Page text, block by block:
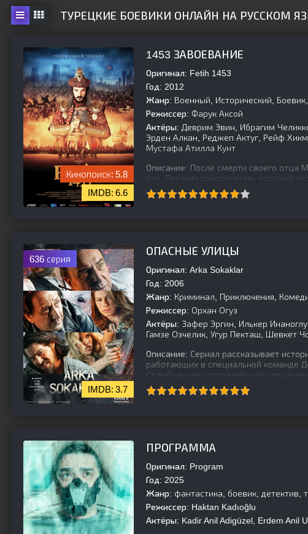
ТУРЕЦКИЕ БОЕВИКИ ОНЛАЙН НА РУССКОМ
5.8
6.6
1453 ЗАВОЕВАНИЕ
Оригинал: Fetih 1453
Год: 2012
Жанр: Военный, Исторический,
Режиссер: Фарук Аксой
Актёры: Деврим Эвин, Ибрагим
Эрден Алкан, Реджеп Актуг, Рейф
Мустафа Атилла Кунт
Описание: После смерти своего отца
раз. Первым приоритетом, который
присоединение Константинополя,
636 серия
3.7
ОПАСНЫЕ УЛИЦЫ
Оригинал: Arka Sokaklar
Год: 2006
Жанр: Криминал, Приключения,
Режиссер: Орхан Огуз
Актёры: Зафер Эргин, Илькер
Гамзе Озчелик, Угур Пекташ, Шевкет
Описание: Сериал рассказывает
работающих в специальной команде
Стамбульского полицейского
ПРОГРАММА
Оригинал: Program
Год: 2025
Жанр: фантастика, боевик, детектив,
Режиссер: Haktan Kadıoğlu
Актёры: Kadir Anil Adigüzel, Erdem Anil